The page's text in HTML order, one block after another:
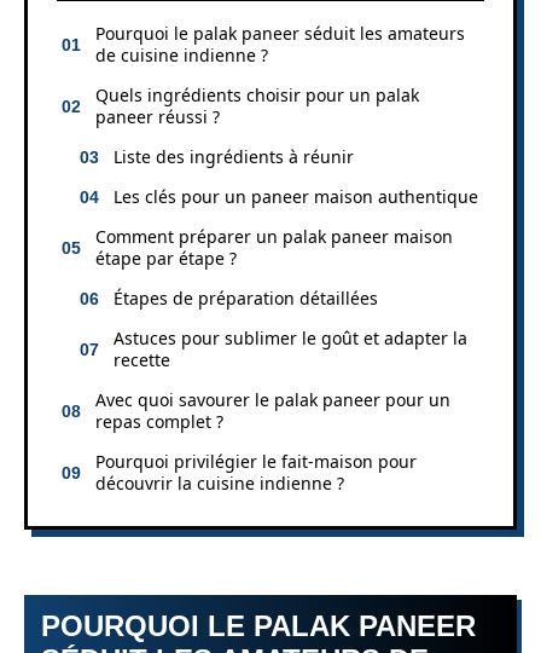
Pourquoi le palak paneer séduit les amateurs
de cuisine indienne ?
Quels ingrédients choisir pour un palak
paneer réussi ?
Liste des ingrédients à réunir
Les clés pour un paneer maison authentique
Comment préparer un palak paneer maison
étape par étape ?
Étapes de préparation détaillées
Astuces pour sublimer le goût et adapter la
recette
Avec quoi savourer le palak paneer pour un
repas complet ?
Pourquoi privilégier le fait-maison pour
découvrir la cuisine indienne ?
POURQUOI LE PALAK PANEER